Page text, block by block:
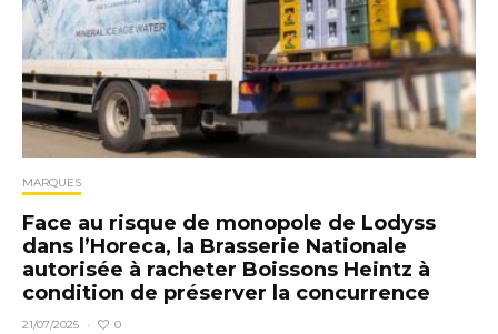
MARQUES
Face au risque de monopole de Lodyss
dans l’Horeca, la Brasserie Nationale
autorisée à racheter Boissons Heintz à
condition de préserver la concurrence
21/07/2025 · 0